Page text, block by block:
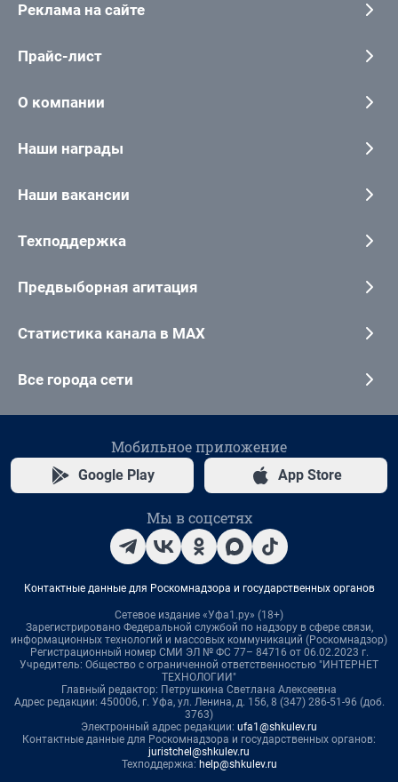
Реклама на сайте
Прайс-лист
О компании
Наши награды
Наши вакансии
Техподдержка
Предвыборная агитация
Статистика канала в MAX
Все города сети
Мобильное приложение
Google Play App Store
Мы в соцсетях
Контактные данные для Роскомнадзора и государственных органов
Сетевое издание «Уфа1.ру» (18+)
Зарегистрировано Федеральной службой по надзору в сфере связи,
информационных технологий и массовых коммуникаций (Роскомнадзор)
Регистрационный номер СМИ ЭЛ № ФС 77– 84716 от 06.02.2023 г.
Учредитель: Общество с ограниченной ответственностью "ИНТЕРНЕТ
ТЕХНОЛОГИИ"
Главный редактор: Петрушкина Светлана Алексеевна
Адрес редакции: 450006, г. Уфа, ул. Ленина, д. 156, 8 (347) 286-51-96 (доб.
3763)
Электронный адрес редакции: ufa1@shkulev.ru
Контактные данные для Роскомнадзора и государственных органов:
juristchel@shkulev.ru
Техподдержка: help@shkulev.ru